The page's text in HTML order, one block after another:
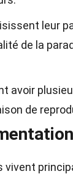
leur
de la
avoir
de
vivent